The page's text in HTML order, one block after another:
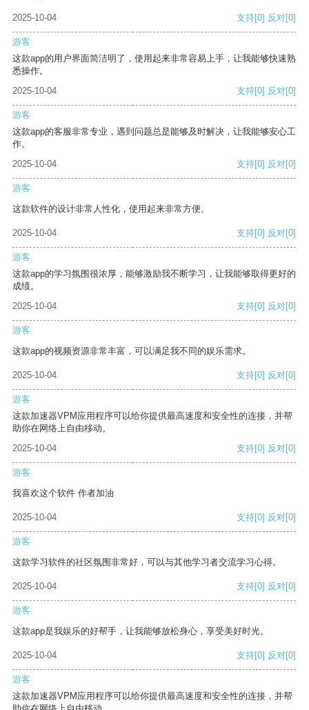
2025-10-04 支持[0] 反对[0]
游客
这款app的用户界面简洁明了，使用起来非常容易上手，让我能够快速熟
悉操作。
2025-10-04
支持[0] 反对[0]
游客
这款app的客服非常专业，遇到问题总是能够及时解决，让我能够安心工
作。
2025-10-04
支持[0] 反对[0]
游客
这款软件的设计非常人性化，使用起来非常方便。
2025-10-04 支持[0] 反对[0]
游客
这款app的学习氛围很浓厚，能够激励我不断学习，让我能够取得更好的
成绩。
2025-10-04
支持[0] 反对[0]
游客
这款app的视频资源非常丰富，可以满足我不同的娱乐需求。
2025-10-04 支持[0] 反对[0]
游客
这款加速器VPM应用程序可以给你提供最高速度和安全性的连接，并帮
助你在网络上自由移动。
2025-10-04
支持[0] 反对[0]
游客
我喜欢这个软件 作者加油
2025-10-04 支持[0] 反对[0]
游客
这款学习软件的社区氛围非常好，可以与其他学习者交流学习心得。
2025-10-04 支持[0] 反对[0]
游客
这款app是我娱乐的好帮手，让我能够放松身心，享受美好时光。
2025-10-04 支持[0] 反对[0]
游客
这款加速器VPM应用程序可以给你提供最高速度和安全性的连接，并帮